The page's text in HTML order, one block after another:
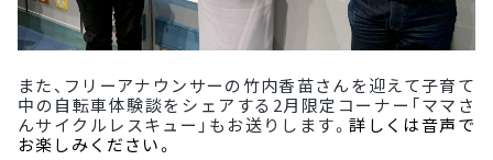
また、フリーアナウンサーの竹内香苗さんを迎えて子育て
中の自転車体験談をシェアする2月限定コーナー「ママさ
んサイクルレスキュー」もお送りします。詳しくは音声で
お楽しみください。